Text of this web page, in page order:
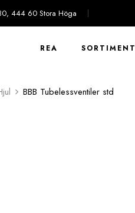
444 60 Stora Höga
REA SORTIMENT
BBB Tubelessventiler std